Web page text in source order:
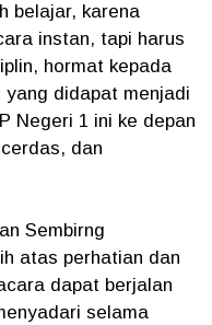
belajar, karena
instan, tapi harus
hormat kepada
yang didapat menjadi
Negeri 1 ini ke depan
dan
Sembirng
atas perhatian dan
dapat berjalan
selama